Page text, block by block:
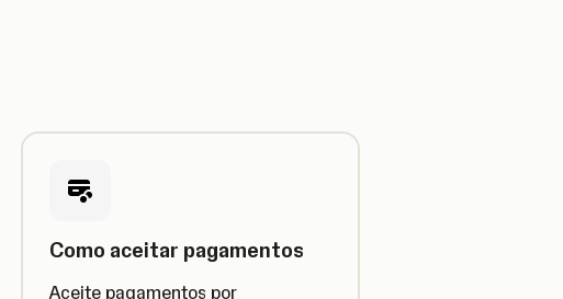
Como aceitar pagamentos
Aceite pagamentos por